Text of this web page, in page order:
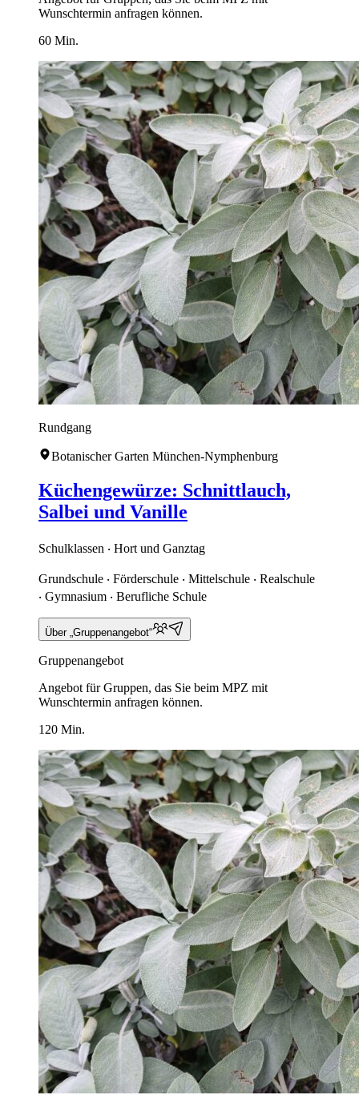
Wunschtermin anfragen können.
60 Min.
Rundgang
Botanischer Garten München-Nymphenburg
Küchengewürze: Schnittlauch,
Salbei und Vanille
Schulklassen ‧ Hort und Ganztag
Grundschule ‧ Förderschule ‧ Mittelschule ‧ Realschule
‧ Gymnasium ‧ Berufliche Schule
Über „Gruppenangebot“
Gruppenangebot
Angebot für Gruppen, das Sie beim MPZ mit
Wunschtermin anfragen können.
120 Min.